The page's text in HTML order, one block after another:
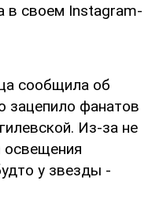
в своем Instagram-
сообщила об
зацепило фанатов
Из-за не
освещения
у звезды -